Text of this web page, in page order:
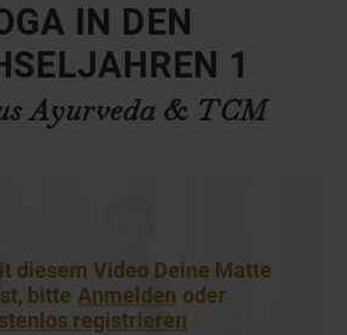
IN DEN
1
Ayurveda & TCM
diesem Video Deine Matte
bitte Anmelden oder
registrieren